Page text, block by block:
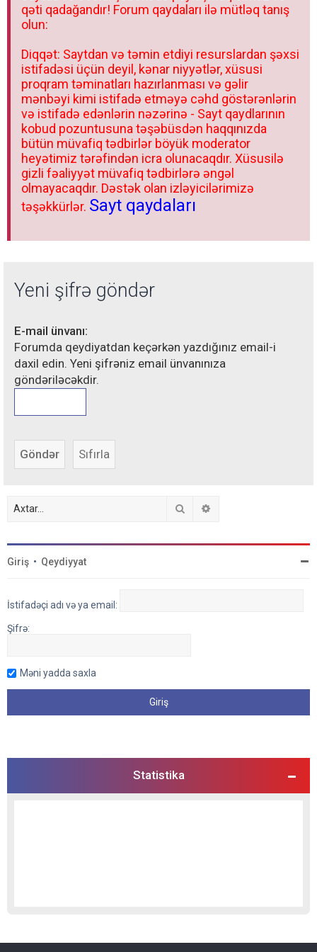
qəti qadağandır! Forum qaydaları ilə mütləq tanış
olun:
Diqqət: Saytdan və təmin etdiyi resurslardan şəxsi
istifadəsi üçün deyil, kənar niyyətlər, xüsusi
proqram təminatları hazırlanması və gəlir
mənbəyi kimi istifadə etməyə cəhd göstərənlərin
və istifadə edənlərin nəzərinə - Sayt qaydlarının
kobud pozuntusuna təşəbüsdən haqqınızda
bütün müvafiq tədbirlər böyük moderator
heyətimiz tərəfindən icra olunacaqdır. Xüsusilə
gizli fəaliyyət müvafiq tədbirlərə əngəl
olmayacaqdır. Dəstək olan izləyicilərimizə
təşəkkürlər. Sayt qaydaları
Yeni şifrə göndər
E-mail ünvanı:
Forumda qeydiyatdan keçərkən yazdığınız email-i
daxil edin. Yeni şifrəniz email ünvanınıza
göndəriləcəkdir.
Axtar
Giriş • Qeydiyyat
İstifadəçi adı və ya email:
Şifrə:
Məni yadda saxla
Statistika